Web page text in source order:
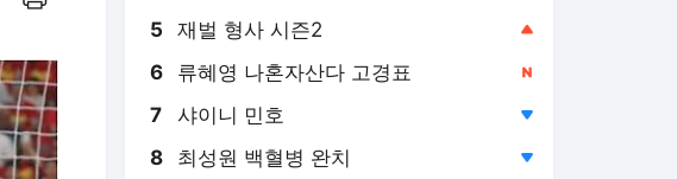
5 재벌 형사 시즌2
6 류혜영 나혼자산다 고경표
7 샤이니 민호
8 최성원 백혈병 완치